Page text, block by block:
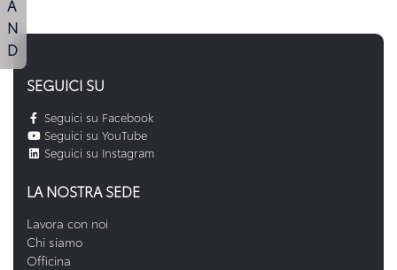
SEGUICI SU
Seguici su Facebook
Seguici su YouTube
Seguici su Instagram
LA NOSTRA SEDE
Lavora con noi
Chi siamo
Officina
A
N
D